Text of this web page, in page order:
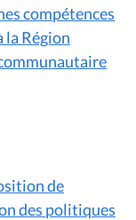
compétences
la Région
de
des politiques